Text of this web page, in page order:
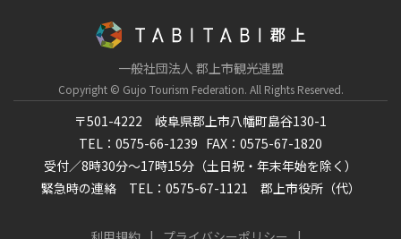
一般社団法人 郡上市観光連盟
Copyright © Gujo Tourism Federation. All Rights Reserved.
〒501-4222 岐阜県郡上市八幡町島谷130-1
TEL：0575-66-1239 FAX：0575-67-1820
受付／8時30分～17時15分（土日祝・年末年始を除く）
緊急時の連絡 TEL：0575-67-1121 郡上市役所（代）